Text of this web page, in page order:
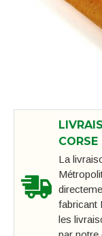
CORSE
La
fabricant
les